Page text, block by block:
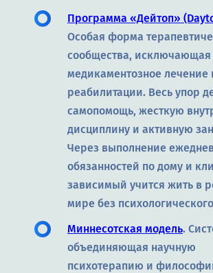
Программа «Дейтоп»
Особая форма
сообщества, исключающая
медикаментозное лечение
реабилитации. Весь упор
самопомощь, жесткую
дисциплину и активную
Через выполнение
обязанностей по дому и
зависимый учится жить в
мире без
Миннесотская модель.
объединяющая научную
психотерапию и